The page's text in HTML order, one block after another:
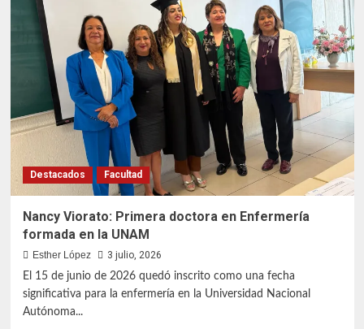
reconoce
labor
comunitaria
de
estudiantes
de
la
FESI
Destacados Facultad
Nancy Viorato: Primera doctora en Enfermería
formada en la UNAM
Esther López
3 julio, 2026
El 15 de junio de 2026 quedó inscrito como una fecha
significativa para la enfermería en la Universidad Nacional
Autónoma...